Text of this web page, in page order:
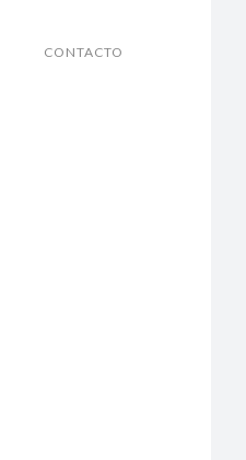
CONTACTO